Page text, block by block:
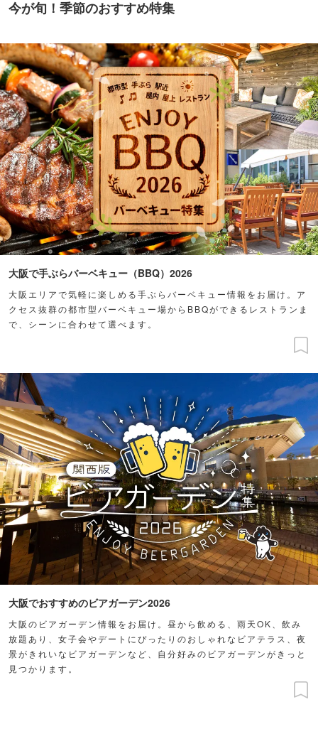
今が旬！季節のおすすめ特集
大阪で手ぶらバーベキュー（BBQ）2026
大阪エリアで気軽に楽しめる手ぶらバーベキュー情報をお届け。ア
クセス抜群の都市型バーベキュー場からBBQができるレストランま
で、シーンに合わせて選べます。
大阪でおすすめのビアガーデン2026
大阪のビアガーデン情報をお届け。昼から飲める、雨天OK、飲み
放題あり、女子会やデートにぴったりのおしゃれなビアテラス、夜
景がきれいなビアガーデンなど、自分好みのビアガーデンがきっと
見つかります。